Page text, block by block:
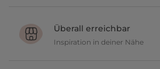
geben dir 30 Tage Zeit etwas
Überall erreichbar
Inspiration in deiner Nähe